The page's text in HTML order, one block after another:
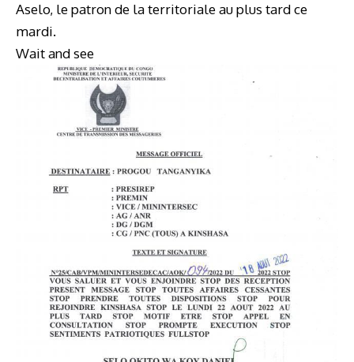
Aselo, le patron de la territoriale au plus tard ce
mardi.
Wait and see